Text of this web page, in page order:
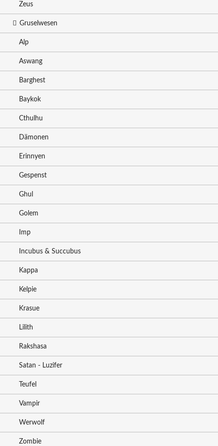
Zeus
Gruselwesen
Alp
Aswang
Barghest
Baykok
Cthulhu
Dämonen
Erinnyen
Gespenst
Ghul
Golem
Imp
Incubus & Succubus
Kappa
Kelpie
Krasue
Lilith
Rakshasa
Satan - Luzifer
Teufel
Vampir
Werwolf
Zombie